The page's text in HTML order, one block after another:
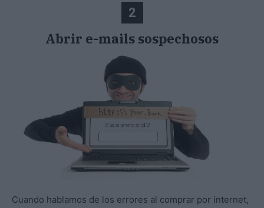
2
Abrir e-mails sospechosos
Cuando hablamos de los errores al comprar por internet,